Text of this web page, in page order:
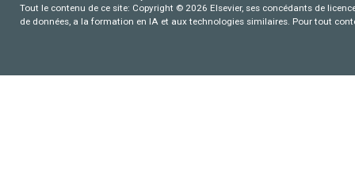
Tout le contenu de ce site: Copyright © 2026 Elsevier, ses concédants de
de données, a la formation en IA et aux technologies similaires. Pour tout